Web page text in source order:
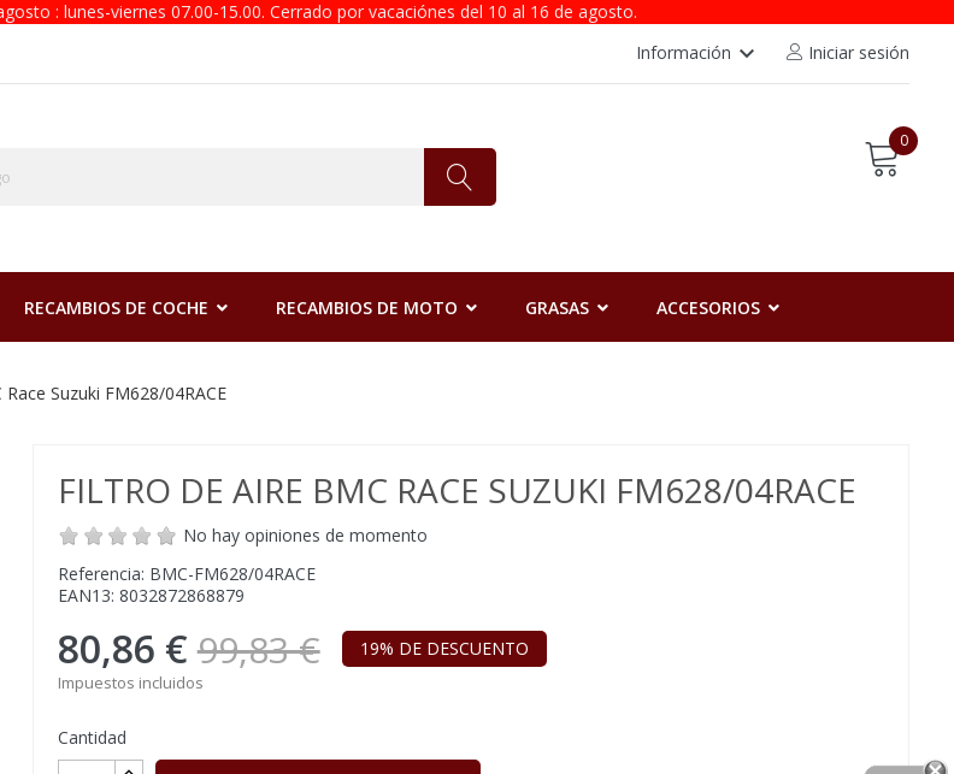
: lunes-viernes 07.00-15.00. Cerrado por vacaciónes del 10 al 16 de agosto.
Iniciar sesión
Información keyboard_arrow_down
0
RECAMBIOS DE COCHE RECAMBIOS DE MOTO GRASAS ACCESORIOS
Suzuki FM628/04RACE
FILTRO DE AIRE BMC RACE SUZUKI FM628/04RACE
No hay opiniones de momento
Referencia: BMC-FM628/04RACE
EAN13: 8032872868879
80,86 € 99,83 € 19% DE DESCUENTO
Impuestos incluidos
Cantidad